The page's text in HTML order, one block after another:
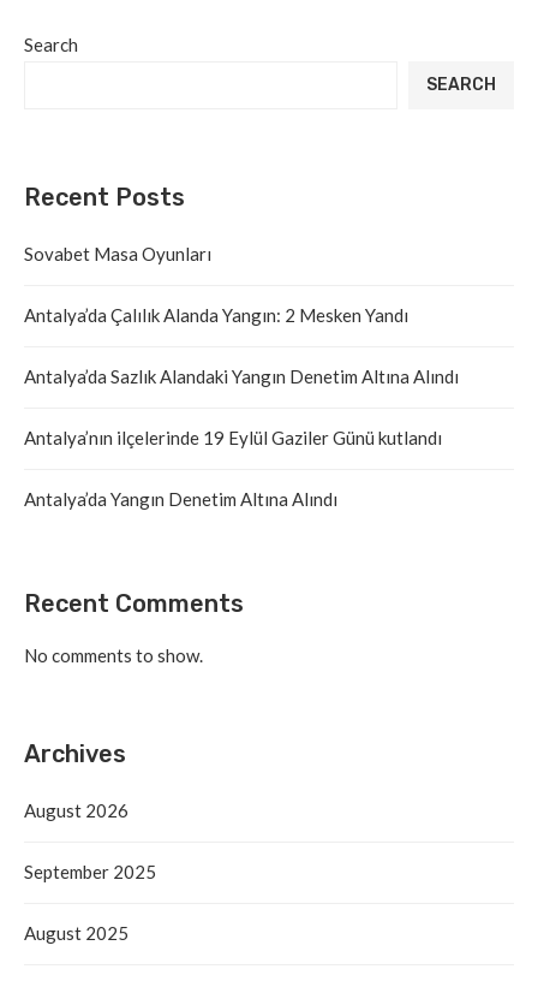
Search
SEARCH
Recent Posts
Sovabet Masa Oyunları
Antalya’da Çalılık Alanda Yangın: 2 Mesken Yandı
Antalya’da Sazlık Alandaki Yangın Denetim Altına Alındı
Antalya’nın ilçelerinde 19 Eylül Gaziler Günü kutlandı
Antalya’da Yangın Denetim Altına Alındı
Recent Comments
No comments to show.
Archives
August 2026
September 2025
August 2025